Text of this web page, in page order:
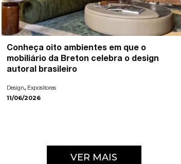
Conheça oito ambientes em que o
mobiliário da Breton celebra o design
autoral brasileiro
Design, Expositores
11/06/2026
VER MAIS